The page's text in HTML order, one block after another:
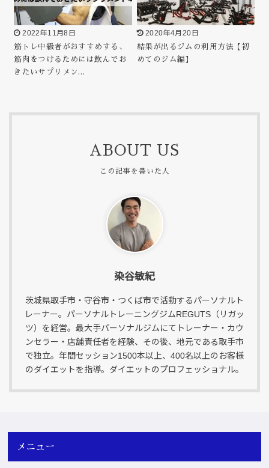
2022年11月8日
筋トレ中級者がおすすめする、
筋肉をつけるためには飲んでお
きたいサプリメン…
2020年4月20日
結果が出るジムの利用方法【初
めてのジム編】
ABOUT US
染谷敏紀
茨城県取手市・守谷市・つくば市で活動するパーソナルト
レーナー。パーソナルトレーニングジムREGUTS（リガッ
ツ）を経営。最大手パーソナルジムにてトレーナー・カウ
ンセラー・店舗責任者を経験、その後、地元である取手市
で独立。年間セッション1500本以上、400名以上のお客様
のダイエットを指導。ダイエットのプロフェッショナル。
メニュー